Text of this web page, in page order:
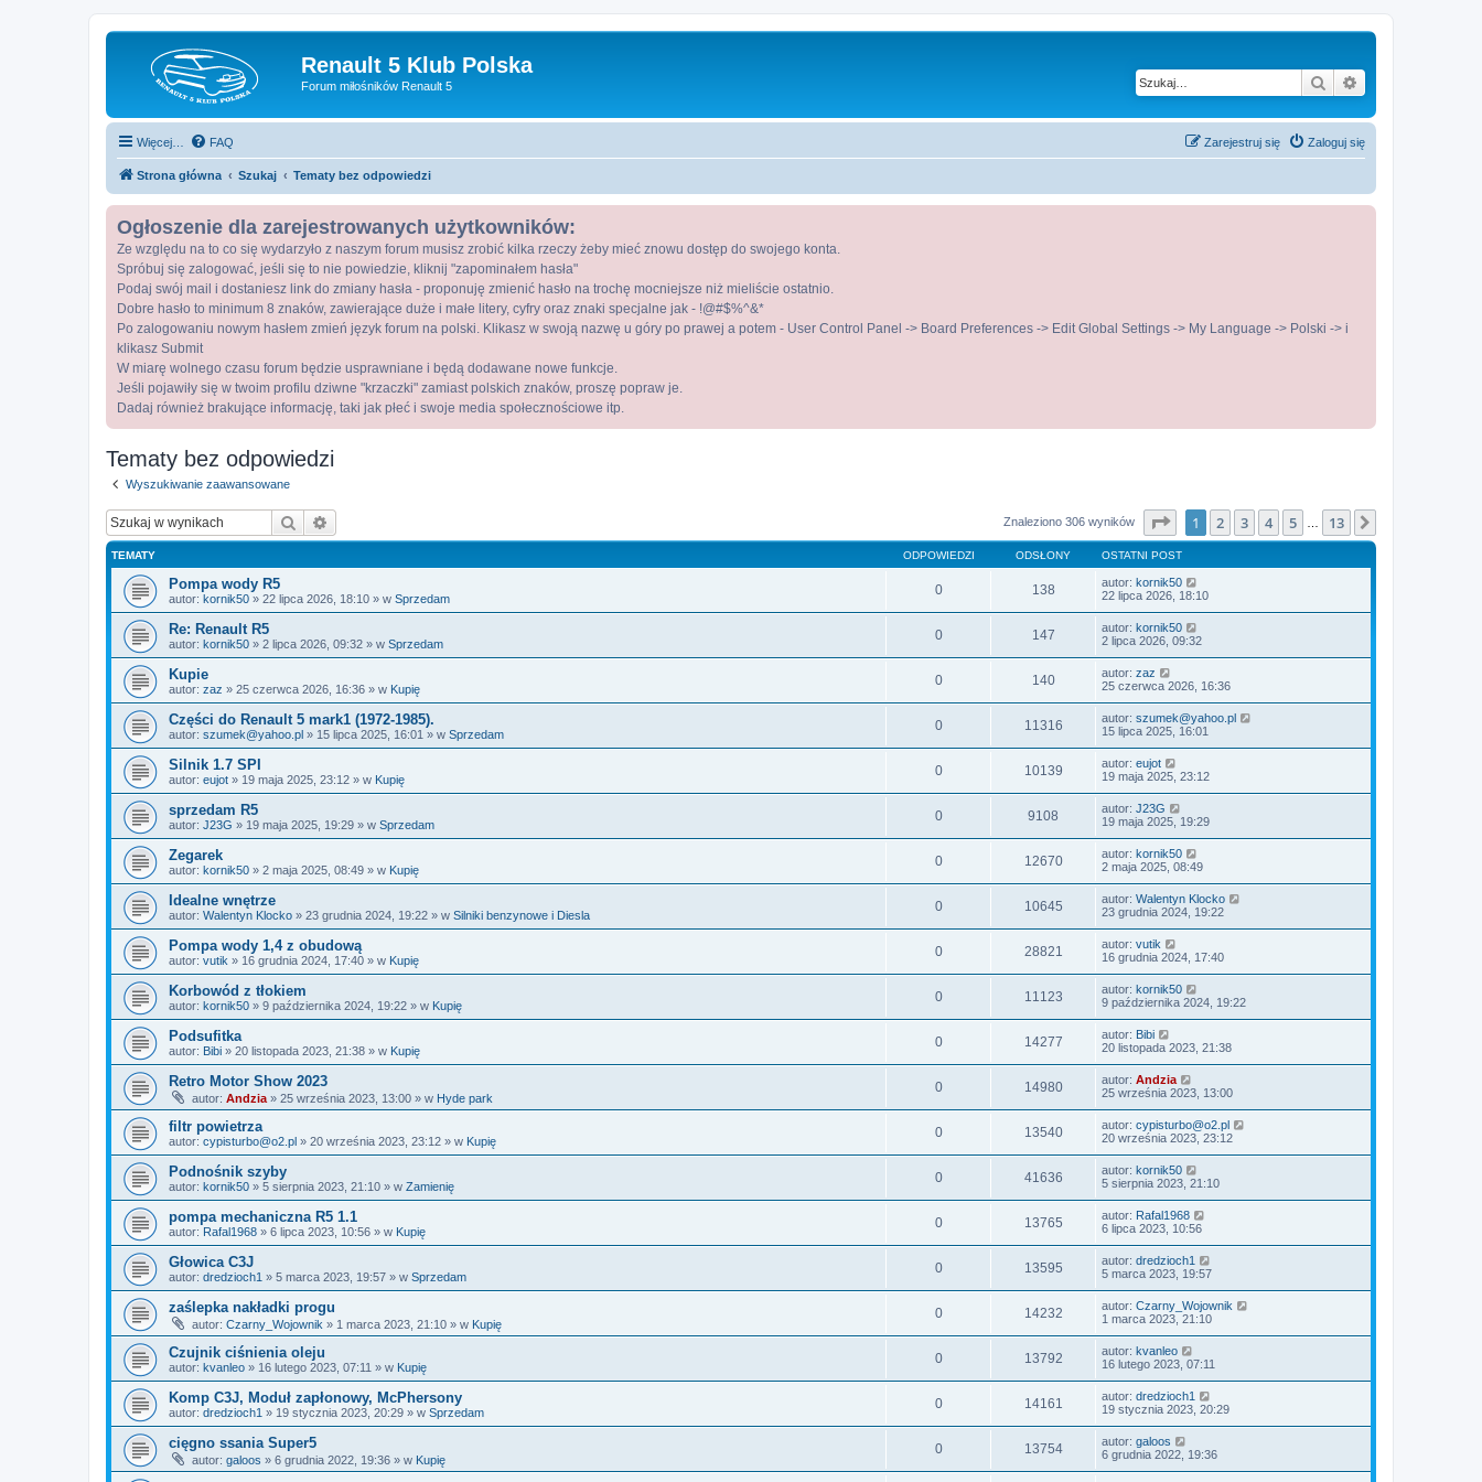
Renault 5 Klub Polska
Forum miłośników Renault 5 Szukaj
Więcej… FAQ Zaloguj się
Zarejestruj się
Strona główna Szukaj Tematy bez odpowiedzi
Ogłoszenie dla zarejestrowanych użytkowników:
Ze względu na to co się wydarzyło z naszym forum musisz zrobić kilka rzeczy żeby mieć znowu dostęp do swojego konta.
Spróbuj się zalogować, jeśli się to nie powiedzie, kliknij "zapominałem hasła"
Podaj swój mail i dostaniesz link do zmiany hasła - proponuję zmienić hasło na trochę mocniejsze niż mieliście ostatnio.
Dobre hasło to minimum 8 znaków, zawierające duże i małe litery, cyfry oraz znaki specjalne jak - !@#$%^&*
Po zalogowaniu nowym hasłem zmień język forum na polski. Klikasz w swoją nazwę u góry po prawej a potem - User Control Panel -> Board Preferences -> Edit Global Settings -> My Language -> Polski -> i
klikasz Submit
W miarę wolnego czasu forum będzie usprawniane i będą dodawane nowe funkcje.
Jeśli pojawiły się w twoim profilu dziwne "krzaczki" zamiast polskich znaków, proszę popraw je.
Dadaj również brakujące informację, taki jak płeć i swoje media społecznościowe itp.
Tematy bez odpowiedzi
Wyszukiwanie zaawansowane
Szukaj Znaleziono 306 wyników Strona1 z13
1 2 3 4 5 13
TEMATY ODPOWIEDZI ODSŁONY OSTATNI POST
Pompa wody R5
autor: kornik50 » 22 lipca 2026, 18:10 » w Sprzedam
0 138 autor: kornik50
22 lipca 2026, 18:10
Re: Renault R5
autor: kornik50 » 2 lipca 2026, 09:32 » w Sprzedam
0 147 autor: kornik50
2 lipca 2026, 09:32
Kupie
autor: zaz » 25 czerwca 2026, 16:36 » w Kupię
0 140 autor: zaz
25 czerwca 2026, 16:36
Części do Renault 5 mark1 (1972-1985).
autor: szumek@yahoo.pl » 15 lipca 2025, 16:01 » w Sprzedam
0 11316 autor: szumek@yahoo.pl
15 lipca 2025, 16:01
Silnik 1.7 SPI
autor: eujot » 19 maja 2025, 23:12 » w Kupię
0 10139 autor: eujot
19 maja 2025, 23:12
sprzedam R5
autor: J23G » 19 maja 2025, 19:29 » w Sprzedam
0 9108 autor: J23G
19 maja 2025, 19:29
Zegarek
autor: kornik50 » 2 maja 2025, 08:49 » w Kupię
0 12670 autor: kornik50
2 maja 2025, 08:49
Idealne wnętrze
autor: Walentyn Klocko » 23 grudnia 2024, 19:22 » w Silniki benzynowe i Diesla
0 10645 autor: Walentyn Klocko
23 grudnia 2024, 19:22
Pompa wody 1,4 z obudową
autor: vutik » 16 grudnia 2024, 17:40 » w Kupię
0 28821 autor: vutik
16 grudnia 2024, 17:40
Korbowód z tłokiem
autor: kornik50 » 9 października 2024, 19:22 » w Kupię
0 11123 autor: kornik50
9 października 2024, 19:22
Podsufitka
autor: Bibi » 20 listopada 2023, 21:38 » w Kupię
0 14277 autor: Bibi
20 listopada 2023, 21:38
Retro Motor Show 2023
autor: Andzia » 25 września 2023, 13:00 » w Hyde park
0 14980 autor: Andzia
25 września 2023, 13:00
filtr powietrza
autor: cypisturbo@o2.pl » 20 września 2023, 23:12 » w Kupię
0 13540 autor: cypisturbo@o2.pl
20 września 2023, 23:12
Podnośnik szyby
autor: kornik50 » 5 sierpnia 2023, 21:10 » w Zamienię
0 41636 autor: kornik50
5 sierpnia 2023, 21:10
pompa mechaniczna R5 1.1
autor: Rafal1968 » 6 lipca 2023, 10:56 » w Kupię
0 13765 autor: Rafal1968
6 lipca 2023, 10:56
Głowica C3J
autor: dredzioch1 » 5 marca 2023, 19:57 » w Sprzedam
0 13595 autor: dredzioch1
5 marca 2023, 19:57
zaślepka nakładki progu
autor: Czarny_Wojownik » 1 marca 2023, 21:10 » w Kupię
0 14232 autor: Czarny_Wojownik
1 marca 2023, 21:10
Czujnik ciśnienia oleju
autor: kvanleo » 16 lutego 2023, 07:11 » w Kupię
0 13792 autor: kvanleo
16 lutego 2023, 07:11
Komp C3J, Moduł zapłonowy, McPhersony
autor: dredzioch1 » 19 stycznia 2023, 20:29 » w Sprzedam
0 14161 autor: dredzioch1
19 stycznia 2023, 20:29
cięgno ssania Super5
autor: galoos » 6 grudnia 2022, 19:36 » w Kupię
0 13754 autor: galoos
6 grudnia 2022, 19:36